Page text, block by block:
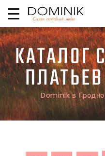
КАТАЛОГ
Dominik в Гродно